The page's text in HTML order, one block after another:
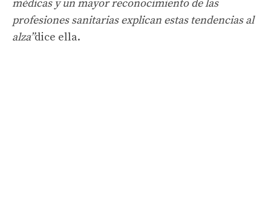
médicas y un mayor reconocimiento de las
profesiones sanitarias explican estas tendencias al
alza”dice ella.